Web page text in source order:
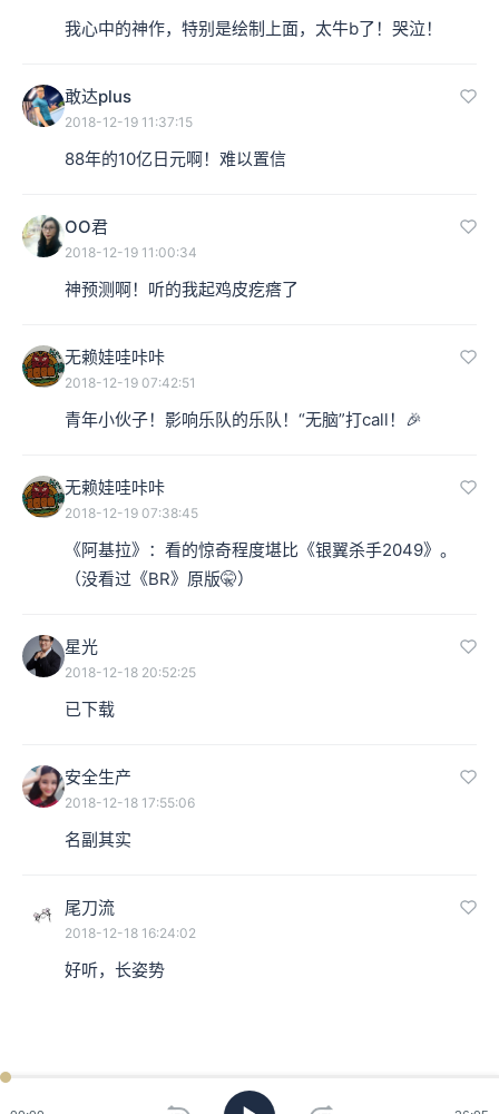
我心中的神作，特别是绘制上面，太牛b了！哭泣！
敢达plus
2018-12-19 11:37:15
88年的10亿日元啊！难以置信
OO君
2018-12-19 11:00:34
神预测啊！听的我起鸡皮疙瘩了
无赖娃哇咔咔
2018-12-19 07:42:51
青年小伙子！影响乐队的乐队！“无脑”打call！🎉
无赖娃哇咔咔
2018-12-19 07:38:45
《阿基拉》：看的惊奇程度堪比《银翼杀手2049》。
（没看过《BR》原版🤫）
星光
2018-12-18 20:52:25
已下载
安全生产
2018-12-18 17:55:06
名副其实
尾刀流
2018-12-18 16:24:02
好听，长姿势